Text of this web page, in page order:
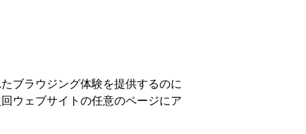
ブラウジング体験を提供するのに
ウェブサイトの任意のページにア